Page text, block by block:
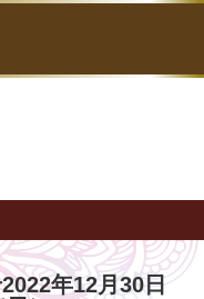
年12月30日